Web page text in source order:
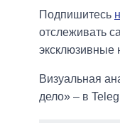
Подпишитесь
отслеживать
эксклюзивные
Визуальная
дело» – в